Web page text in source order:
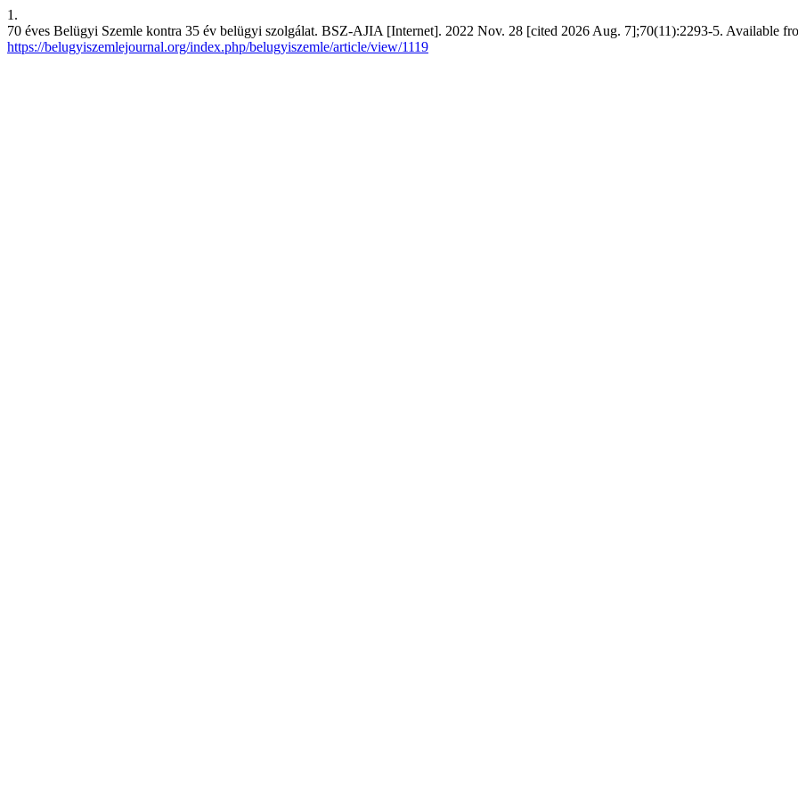
1.
70 éves Belügyi Szemle kontra 35 év belügyi szolgálat. BSZ-AJIA [Internet]. 2022 Nov. 28 [cited 2026 Aug. 7];70(11):2293-5. Available
https://belugyiszemlejournal.org/index.php/belugyiszemle/article/view/1119